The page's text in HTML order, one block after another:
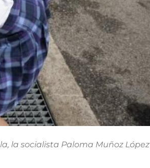
la socialista Paloma Muñoz López